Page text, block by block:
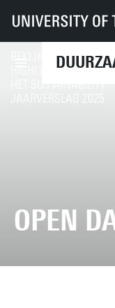
UT Diensten CFM
Duurzaamheid op
OPEN
BEKIJK DE
HIGHLIGHTS VAN